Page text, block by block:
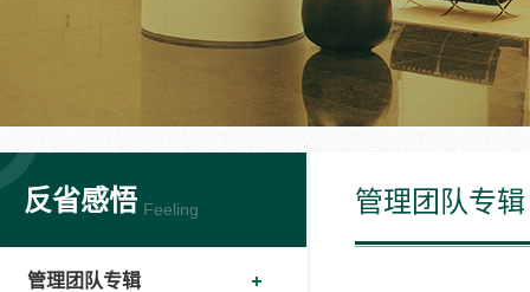
反省感悟 Feeling
管理团队专辑
管理团队专辑